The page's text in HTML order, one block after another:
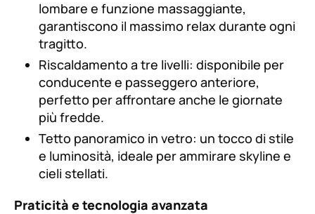
lombare e funzione massaggiante,
garantiscono il massimo relax durante ogni
tragitto.
Riscaldamento a tre livelli: disponibile per
conducente e passeggero anteriore,
perfetto per affrontare anche le giornate
più fredde.
Tetto panoramico in vetro: un tocco di stile
e luminosità, ideale per ammirare skyline e
cieli stellati.
Praticità e tecnologia avanzata